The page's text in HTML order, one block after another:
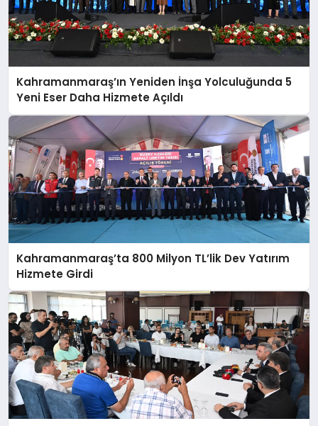
Kahramanmaraş’ın Yeniden İnşa Yolculuğunda 5
Yeni Eser Daha Hizmete Açıldı
Kahramanmaraş’ta 800 Milyon TL’lik Dev Yatırım
Hizmete Girdi